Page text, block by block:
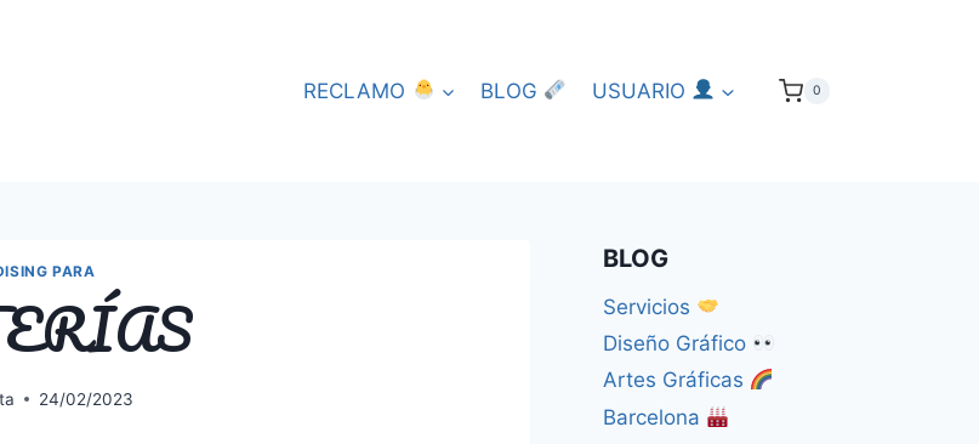
RECLAMO BLOG USUARIO 0
PARA
24/02/2023
BLOG
Servicios
Diseño Gráfico
Artes Gráficas
Barcelona